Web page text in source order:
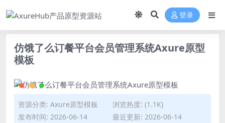
登录
仿饿了么订餐平台会员管理系统Axure原型
模板
资源分类: Axure原型模板
浏览热度: (1.1K)
发布时间: 2026-06-14
最近更新: 2026-06-14